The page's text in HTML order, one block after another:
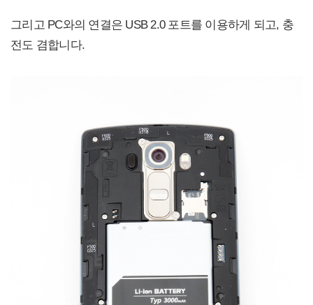
그리고 PC와의 연결은 USB 2.0 포트를 이용하게 되고, 충
전도 겸합니다.